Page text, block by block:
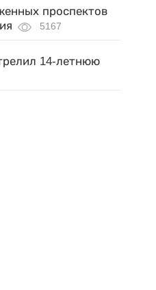
проспектов
5167
14-летнюю